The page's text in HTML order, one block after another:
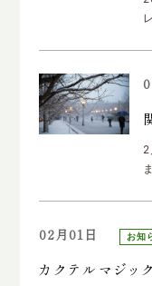
02月01日 お知
カクテルマジック